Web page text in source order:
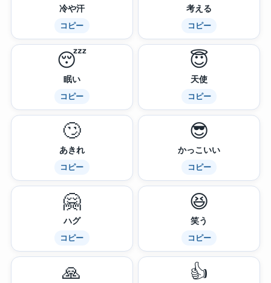
冷や汗
コピー
考える
コピー
😴
眠い
コピー
😇
天使
コピー
🙄
あきれ
コピー
😎
かっこいい
コピー
🤗
ハグ
コピー
😆
笑う
コピー
🙏 👍